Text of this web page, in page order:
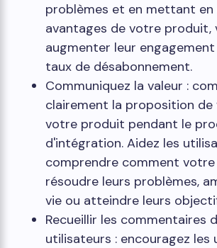
problèmes et en mettant en
avantages de votre produit,
augmenter leur
taux de désabonnement.
Communiquez la valeur :
clairement la proposition de
votre produit pendant le
d'intégration. Aidez les
comprendre comment
résoudre leurs problèmes,
vie ou atteindre leurs
Recueillir les commentaires
utilisateurs : encouragez les